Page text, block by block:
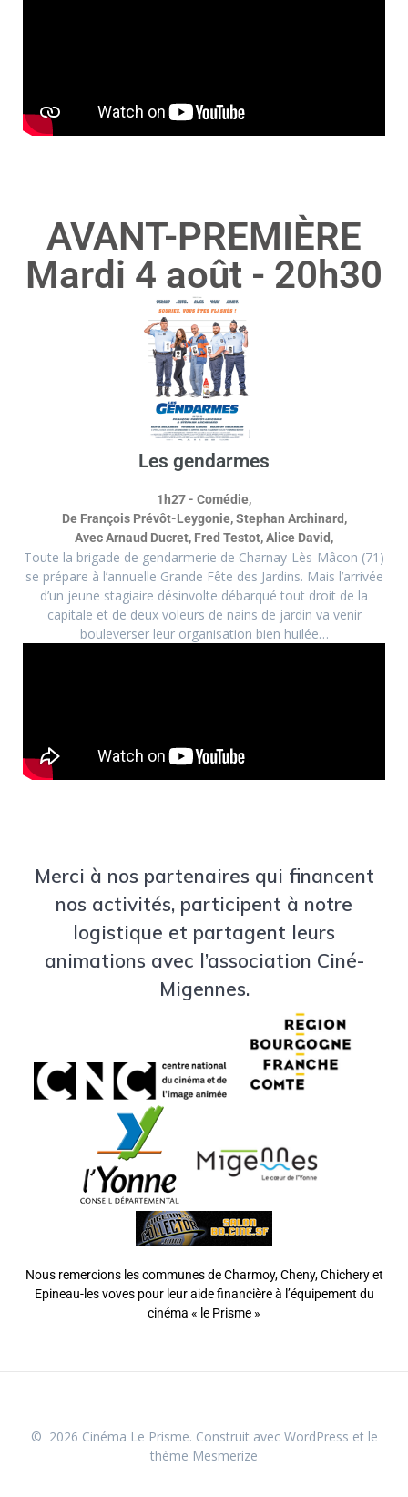
AVANT-PREMIÈRE
Mardi 4 août - 20h30
Les gendarmes
1h27 - Comédie,
De François Prévôt-Leygonie, Stephan Archinard,
Avec Arnaud Ducret, Fred Testot, Alice David,
Toute la brigade de gendarmerie de Charnay-Lès-Mâcon (71)
se prépare à l’annuelle Grande Fête des Jardins. Mais l’arrivée
d’un jeune stagiaire désinvolte débarqué tout droit de la
capitale et de deux voleurs de nains de jardin va venir
bouleverser leur organisation bien huilée…
Merci à nos partenaires qui financent
nos activités, participent à notre
logistique et partagent leurs
animations avec l’association Ciné-
Migennes.
Nous remercions les communes de Charmoy, Cheny, Chichery et
Epineau-les voves pour leur aide financière à l’équipement du
cinéma « le Prisme »
© 2026 Cinéma Le Prisme. Construit avec WordPress et le
thème Mesmerize